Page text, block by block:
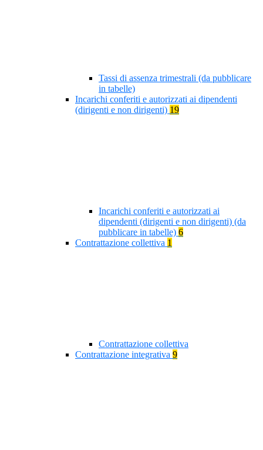
Tassi di assenza trimestrali (da pubblicare
in tabelle)
Incarichi conferiti e autorizzati ai dipendenti
(dirigenti e non dirigenti) 19
Incarichi conferiti e autorizzati ai
dipendenti (dirigenti e non dirigenti) (da
pubblicare in tabelle) 6
Contrattazione collettiva 1
Contrattazione collettiva
Contrattazione integrativa 9